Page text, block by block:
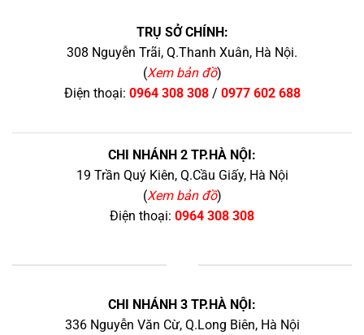
TRỤ SỞ CHÍNH:
308 Nguyễn Trãi, Q.Thanh Xuân, Hà Nội.
(Xem bản đồ)
Điện thoại: 0964 308 308/ 0977 602 688
CHI NHÁNH 2 TP.HÀ NỘI:
19 Trần Quý Kiên, Q.Cầu Giấy, Hà Nội
(Xem bản đồ)
Điện thoại: 0964 308 308
CHI NHÁNH 3 TP.HÀ NỘI:
336 Nguyễn Văn Cừ, Q.Long Biên, Hà Nội